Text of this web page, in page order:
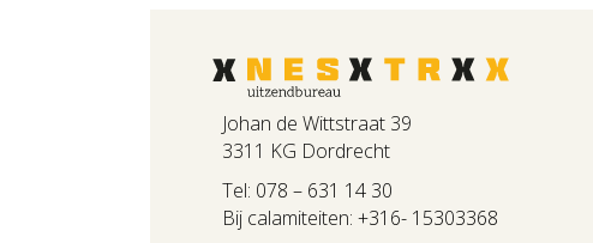
Johan de Wittstraat 39
3311 KG Dordrecht
Tel: 078 – 631 14 30
Bij calamiteiten: +316- 15303368